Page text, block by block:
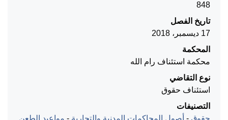
848
تاريخ الفصل
17 ديسمبر، 2018
المحكمة
محكمة استئناف رام الله
نوع التقاضي
استئناف حقوق
التصنيفات
حقوق - أصول المحاكمات المدنية والتجارية - مواعيد الطعن